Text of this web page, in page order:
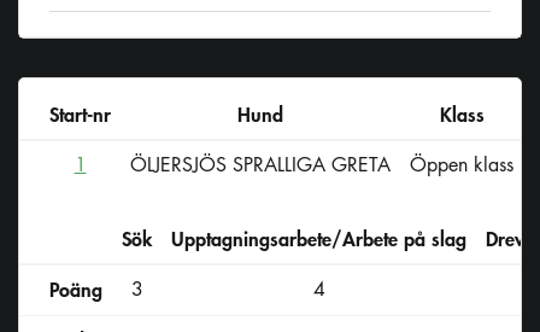
Start-nr Hund
Klass
1
ÖLJERSJÖS SPRALLIGA GRETA Öppen klass
Sök Upptagningsarbete/Arbete på slag
Poäng
3 4